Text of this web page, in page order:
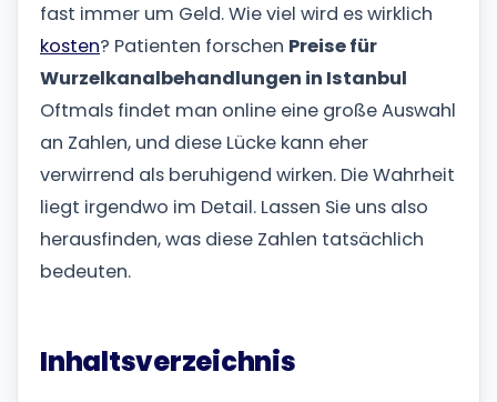
fast immer um Geld. Wie viel wird es wirklich
kosten? Patienten forschen Preise für
Wurzelkanalbehandlungen in Istanbul
Oftmals findet man online eine große Auswahl
an Zahlen, und diese Lücke kann eher
verwirrend als beruhigend wirken. Die Wahrheit
liegt irgendwo im Detail. Lassen Sie uns also
herausfinden, was diese Zahlen tatsächlich
bedeuten.
Inhaltsverzeichnis